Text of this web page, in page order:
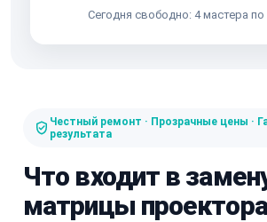
Сегодня свободно: 4 мастера
Честный ремонт · Прозрачные цены ·
результата
Что входит в
матрицы